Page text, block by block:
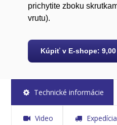
prichytite zboku
vrutu).
Kúpiť v E-shope: 9,00
Technické informácie
Video Expedícia